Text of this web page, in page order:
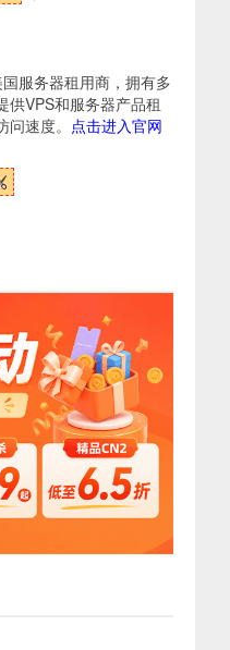
服务器租用商，拥有多
供VPS和服务器产品租
速度。 点击进入官网